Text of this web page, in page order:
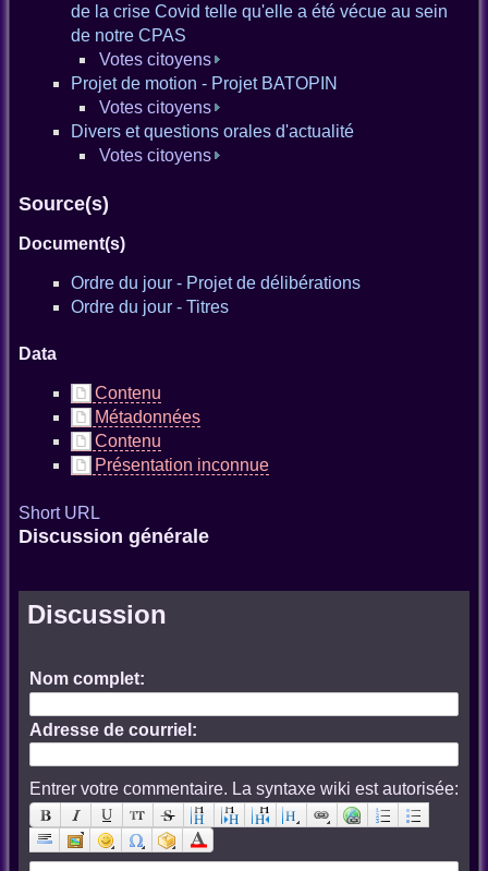
de la crise Covid telle qu'elle a été vécue au sein
de notre CPAS
Votes citoyens
Projet de motion - Projet BATOPIN
Votes citoyens
Divers et questions orales d'actualité
Votes citoyens
Source(s)
Document(s)
Ordre du jour - Projet de délibérations
Ordre du jour - Titres
Data
Contenu
Métadonnées
Contenu
Présentation inconnue
Short URL
Discussion générale
Discussion
Nom complet:
Adresse de courriel:
Entrer votre commentaire. La syntaxe wiki est autorisée: